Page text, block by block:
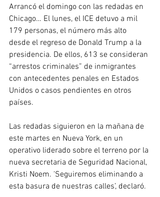
Arrancó el domingo con las redadas en
Chicago… El lunes, el ICE detuvo a mil
179 personas, el número más alto
desde el regreso de Donald Trump a la
presidencia. De ellos, 613 se consideran
“arrestos criminales” de inmigrantes
con antecedentes penales en Estados
Unidos o casos pendientes en otros
países.
Las redadas siguieron en la mañana de
este martes en Nueva York, en un
operativo liderado sobre el terreno por la
nueva secretaria de Seguridad Nacional,
Kristi Noem. 'Seguiremos eliminando a
esta basura de nuestras calles’, declaró.